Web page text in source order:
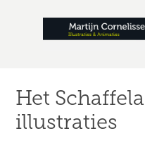
Het
illustraties